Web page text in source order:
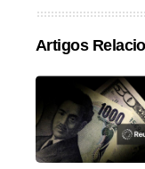
Artigos